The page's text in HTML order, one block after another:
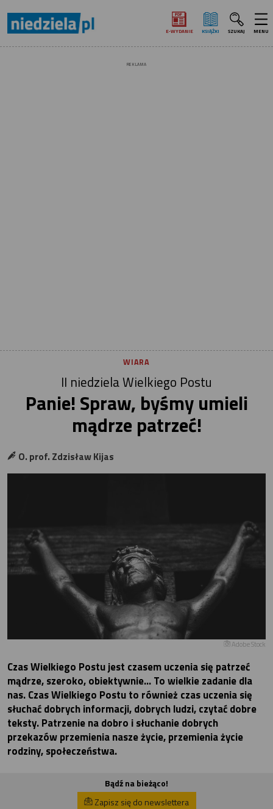
E‑WYDANIE KSIĄŻKI SZUKAJ MENU
REKLAMA
WIARA
II niedziela Wielkiego Postu
Panie! Spraw, byśmy umieli
mądrze patrzeć!
O. prof. Zdzisław Kijas
Adobe Stock
Czas Wielkiego Postu jest czasem uczenia się patrzeć
mądrze, szeroko, obiektywnie… To wielkie zadanie dla
nas. Czas Wielkiego Postu to również czas uczenia się
słuchać dobrych informacji, dobrych ludzi, czytać dobre
teksty. Patrzenie na dobro i słuchanie dobrych
przekazów przemienia nasze życie, przemienia życie
rodziny, społeczeństwa.
Bądź na bieżąco!
Zapisz się do newslettera